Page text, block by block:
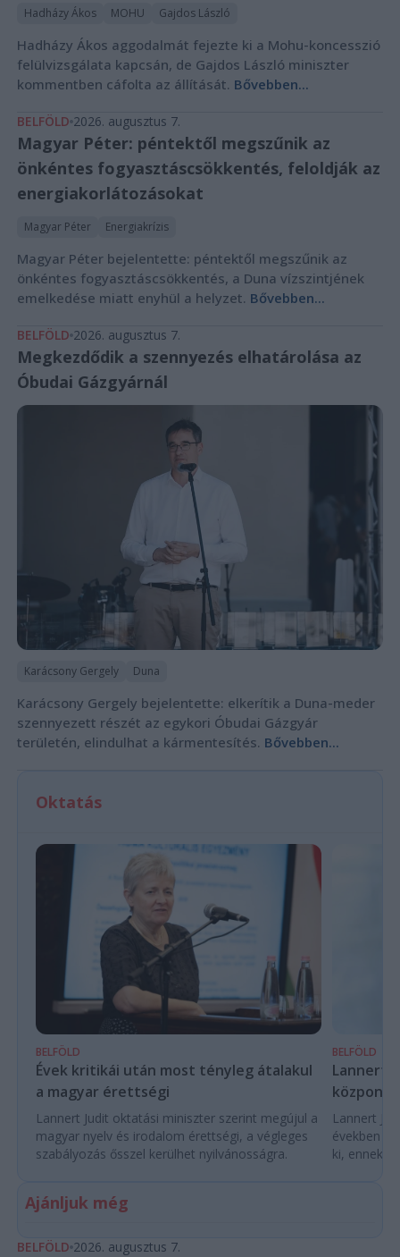
Hadházy Ákos MOHU Gajdos László
Hadházy Ákos aggodalmát fejezte ki a Mohu-koncesszió
felülvizsgálata kapcsán, de Gajdos László miniszter
kommentben cáfolta az állítását. Bővebben...
BELFÖLD 2026. augusztus 7.
Magyar Péter: péntektől megszűnik az
önkéntes fogyasztáscsökkentés, feloldják az
energiakorlátozásokat
Magyar Péter Energiakrízis
Magyar Péter bejelentette: péntektől megszűnik az
önkéntes fogyasztáscsökkentés, a Duna vízszintjének
emelkedése miatt enyhül a helyzet. Bővebben...
BELFÖLD 2026. augusztus 7.
Megkezdődik a szennyezés elhatárolása az
Óbudai Gázgyárnál
Karácsony Gergely Duna
Karácsony Gergely bejelentette: elkerítik a Duna-meder
szennyezett részét az egykori Óbudai Gázgyár
területén, elindulhat a kármentesítés. Bővebben...
Oktatás
BELFÖLD
Évek kritikái után most tényleg átalakul
a magyar érettségi
Lannert Judit oktatási miniszter szerint megújul a
magyar nyelv és irodalom érettségi, a végleges
szabályozás ősszel kerülhet nyilvánosságra.
BELFÖLD
Lannert
Lannert
években
ki, ennek
Ajánljuk még
BELFÖLD 2026. augusztus 7.